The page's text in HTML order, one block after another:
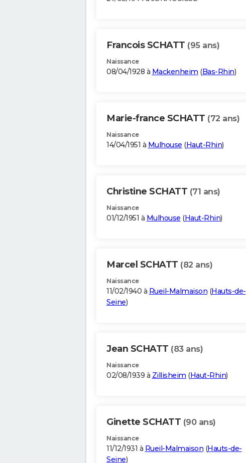
Francois SCHATT (95 ans)
Naissance
08/04/1928 à Mackenheim (Bas-Rhin)
Marie-france SCHATT (72 ans)
Naissance
14/04/1951 à Mulhouse (Haut-Rhin)
Christine SCHATT (71 ans)
Naissance
01/12/1951 à Mulhouse (Haut-Rhin)
Marcel SCHATT (82 ans)
Naissance
11/02/1940 à Rueil-Malmaison (Hauts-de-
Seine)
Jean SCHATT (83 ans)
Naissance
02/08/1939 à Zillisheim (Haut-Rhin)
Ginette SCHATT (90 ans)
Naissance
11/12/1931 à Rueil-Malmaison (Hauts-de-
Seine)